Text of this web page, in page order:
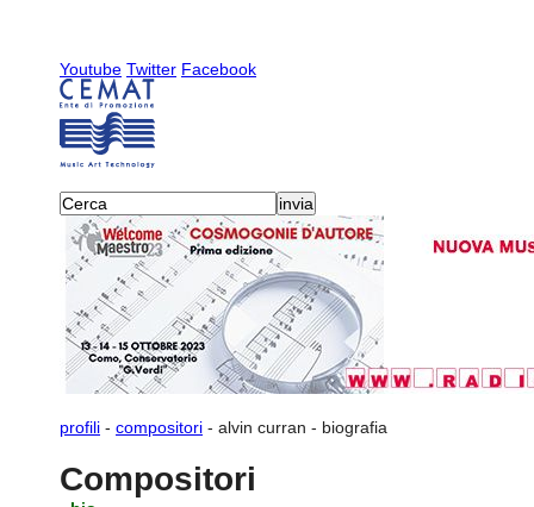
Youtube Twitter Facebook